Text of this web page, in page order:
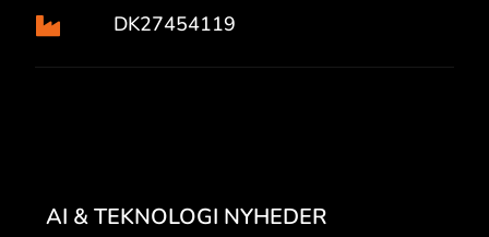
 DK27454119
AI & TEKNOLOGI NYHEDER